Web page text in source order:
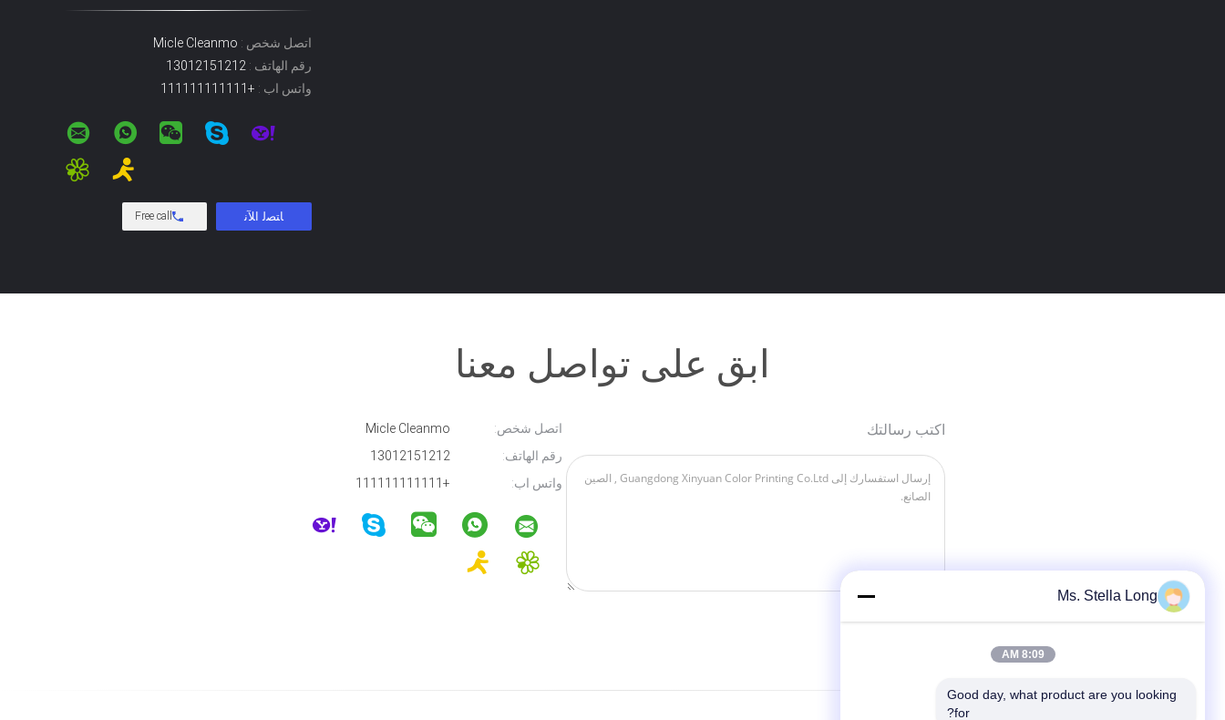
اتصل شخص :
رقم الهاتف :
واتس اب : +111111111111
Free call
ابق على تواصل معنا
اتصل شخص:
رقم الهاتف:
واتس اب:
+111111111111
اكتب رسالتك
Ms. Stella Long
8:09 AM
Good day, what product are you looking
for?